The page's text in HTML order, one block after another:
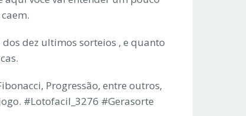
dez ultimos sorteios , e quanto
Progressão, entre outros,
#Lotofacil_3276 #Gerasorte